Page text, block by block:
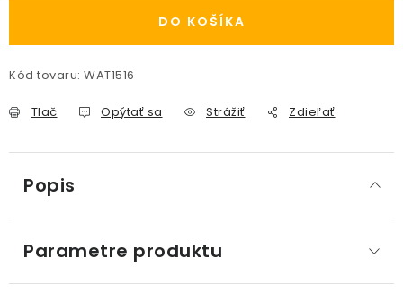
DO KOŠÍKA
Kód tovaru: WAT1516
Tlač Opýtať sa Strážiť Zdieľať
Popis
Parametre produktu